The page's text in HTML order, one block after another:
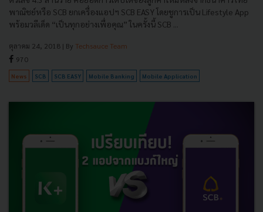
พาณิชย์หรือ SCB ยกเครื่องแอปฯ SCB EASY โดยชูการเป็น Lifestyle App
พร้อมวลีเด็ด “เป็นทุกอย่างเพื่อคุณ” ในครั้งนี้ SCB ...
ตุลาคม 24, 2018 | By Techsauce Team
970
News SCB SCB EASY Mobile Banking Mobile Application